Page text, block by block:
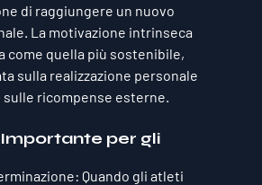
di raggiungere un nuovo
La motivazione intrinseca
come quella più sostenibile,
sulla realizzazione personale
ricompense esterne.
per gli
: Quando gli atleti